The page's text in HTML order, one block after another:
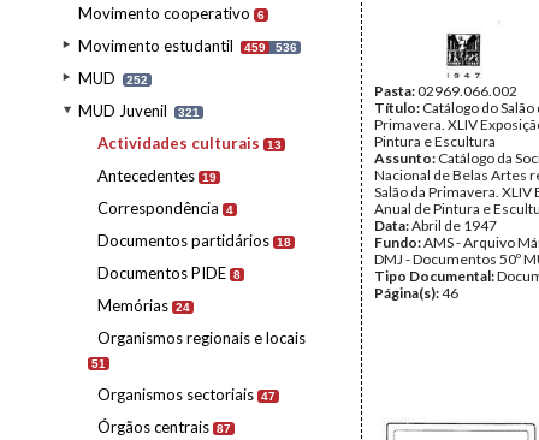
Movimento cooperativo 6
Movimento estudantil 459 536
MUD 252
MUD Juvenil 321
Actividades culturais 13
Antecedentes 19
Correspondência 4
Documentos partidários 18
Documentos PIDE 8
Memórias 24
Organismos regionais e locais
51
Organismos sectoriais 47
Órgãos centrais 87
Pasta:02969.066.002
Título: Catálogo do Salão
Primavera. XLIV
Pintura e Escultura
Assunto: Catálogo da
Nacional de Belas Artes
Salão da Primavera. XLIV
Anual de Pintura e
Data:Abril de 1947
Fundo:AMS - Arquivo
DMJ - Documentos 50º
Tipo Documental:
Página(s):46